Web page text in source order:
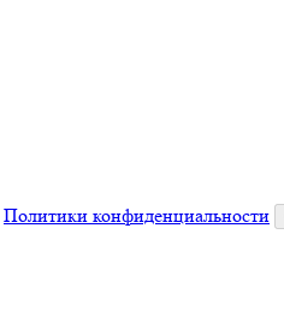
Политики конфиденциальности